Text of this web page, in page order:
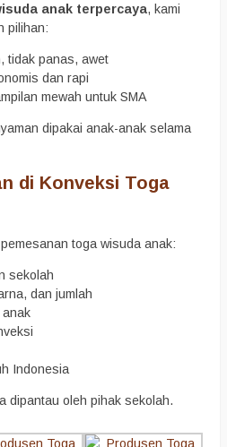
anak terpercaya, kami
pilihan:
tidak panas, awet
dan rapi
mewah untuk SMA
dipakai anak-anak selama
di Konveksi Toga
toga wisuda anak:
sekolah
dan jumlah
Indonesia
dipantau oleh pihak sekolah.